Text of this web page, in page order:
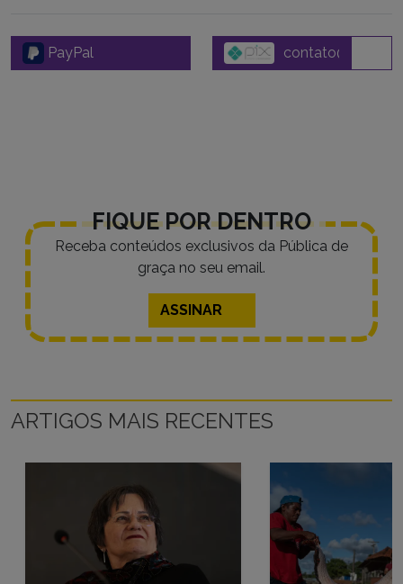
PayPal
FIQUE POR DENTRO
Receba conteúdos exclusivos da Pública de
graça no seu email.
ASSINAR
ARTIGOS MAIS RECENTES